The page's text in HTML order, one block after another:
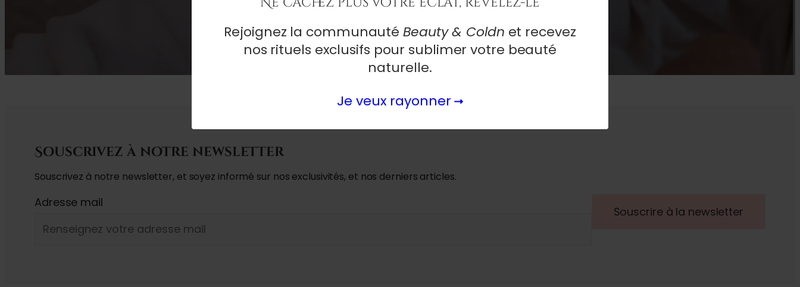
Rejoignez la communautéBeauty & Coldn et recevez
nos rituels exclusifs pour sublimer votre beauté
naturelle.
Je veux rayonner
Souscrivez à notre newsletter
Souscrivez à notre newsletter, et soyez informé sur nos exclusivités, et nos derniers articles.
Adresse mail